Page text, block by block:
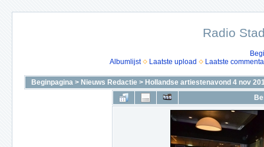
Radio
Albumlijst
Laatste upload Laatste
Beginpagina > Nieuws Redactie > Hollandse artiestenavond 4 nov